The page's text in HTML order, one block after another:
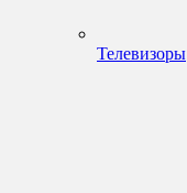
Телевизоры